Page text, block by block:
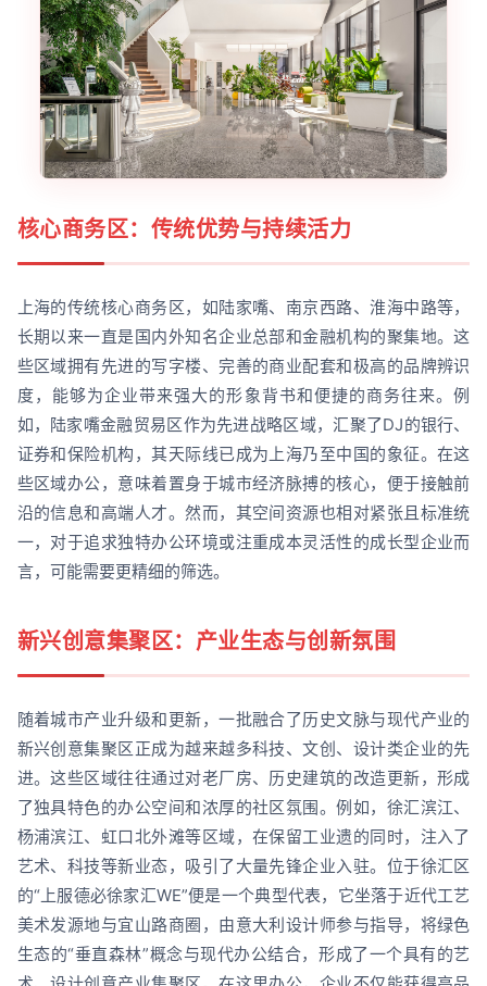
核心商务区：传统优势与持续活力
上海的传统核心商务区，如陆家嘴、南京西路、淮海中路等，
长期以来一直是国内外知名企业总部和金融机构的聚集地。这
些区域拥有先进的写字楼、完善的商业配套和极高的品牌辨识
度，能够为企业带来强大的形象背书和便捷的商务往来。例
如，陆家嘴金融贸易区作为先进战略区域，汇聚了DJ的银行、
证券和保险机构，其天际线已成为上海乃至中国的象征。在这
些区域办公，意味着置身于城市经济脉搏的核心，便于接触前
沿的信息和高端人才。然而，其空间资源也相对紧张且标准统
一，对于追求独特办公环境或注重成本灵活性的成长型企业而
言，可能需要更精细的筛选。
新兴创意集聚区：产业生态与创新氛围
随着城市产业升级和更新，一批融合了历史文脉与现代产业的
新兴创意集聚区正成为越来越多科技、文创、设计类企业的先
进。这些区域往往通过对老厂房、历史建筑的改造更新，形成
了独具特色的办公空间和浓厚的社区氛围。例如，徐汇滨江、
杨浦滨江、虹口北外滩等区域，在保留工业遗的同时，注入了
艺术、科技等新业态，吸引了大量先锋企业入驻。位于徐汇区
的“上服德必徐家汇WE”便是一个典型代表，它坐落于近代工艺
美术发源地与宜山路商圈，由意大利设计师参与指导，将绿色
生态的“垂直森林”概念与现代办公结合，形成了一个具有的艺